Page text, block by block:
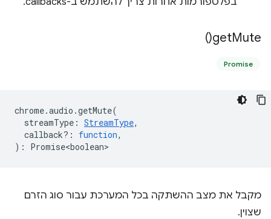
getMute(
)
Promise
chrome.audio .getMute(
streamType : StreamType,
callback? : function,
) : Promise<boolean>
מקבל את מצב ההשתקה בכל המערכת עבור סוג הזרם
שצוין.